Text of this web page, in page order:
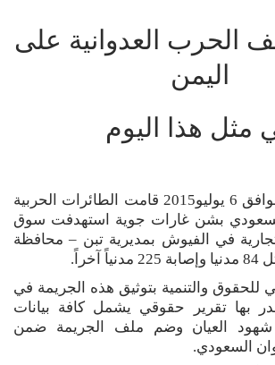
الحرب العدوانية على
اليمن
مثل هذا اليوم
في يوم الإثنين الموافق 6 يوليو2015 قامت الطائرات الحربية
بشن غارات جوية استهدفت سوق
في الفيوش بمديرية تبن – محافظة
للحقوق والتنمية بتوثيق هذه الجريمة في
بها تقرير حقوقي يشمل كافة بيانات
شهود العيان وضم ملف الجريمة ضمن
السعودي.